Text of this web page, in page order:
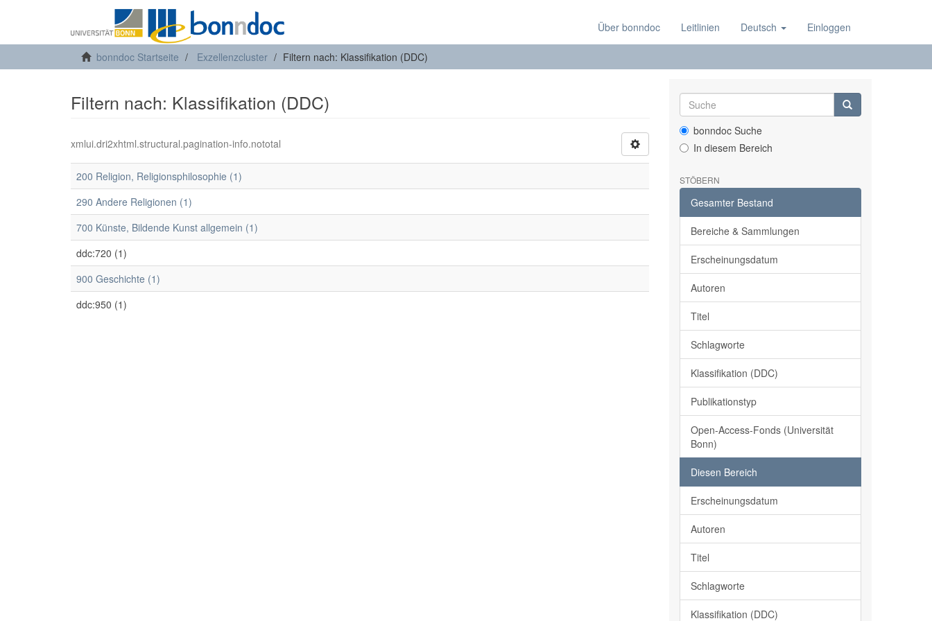
Über bonndoc Leitlinien Deutsch Einloggen
bonndoc Startseite Exzellenzcluster Filtern nach: Klassifikation (DDC)
Filtern nach: Klassifikation (DDC)
xmlui.dri2xhtml.structural.pagination-info.nototal
200 Religion, Religionsphilosophie (1)
290 Andere Religionen (1)
700 Künste, Bildende Kunst allgemein (1)
ddc:720 (1)
900 Geschichte (1)
ddc:950 (1)
bonndoc Suche
In diesem Bereich
STÖBERN
Gesamter Bestand
Bereiche & Sammlungen
Erscheinungsdatum
Autoren
Titel
Schlagworte
Klassifikation (DDC)
Publikationstyp
Open-Access-Fonds (Universität
Bonn)
Diesen Bereich
Erscheinungsdatum
Autoren
Titel
Schlagworte
Klassifikation (DDC)